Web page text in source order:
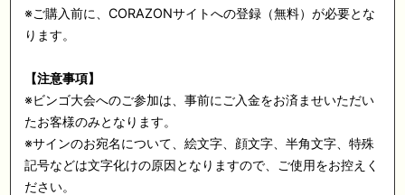
※ご購入前に、CORAZONサイトへの登録（無料）が必要とな
ります。
【注意事項】
※ビンゴ大会へのご参加は、事前にご入金をお済ませいただい
たお客様のみとなります。
※サインのお宛名について、絵文字、顔文字、半角文字、特殊
記号などは文字化けの原因となりますので、ご使用をお控えく
ださい。